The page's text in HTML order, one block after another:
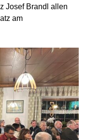
Josef Brandl allen
am